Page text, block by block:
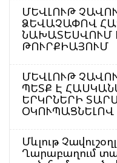
ՄԵՎԼՈՒԹ
ՁԵՎԱՉԱՓՈՎ
ՆԱԽԱՏԵՍՎՈՒՄ
ԹՈՒՐՔԻԱՅՈՒՄ
ՄԵՎԼՈՒԹ
ՊԵՏՔ Է
ԵՐԿՐՆԵՐԻ
Մևլութ
Ղարաբաղում